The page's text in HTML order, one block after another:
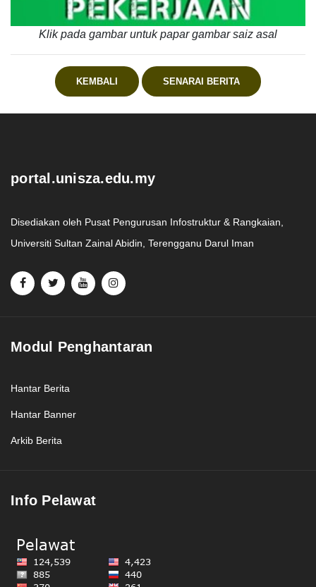
Klik pada gambar untuk papar gambar saiz asal
KEMBALI SENARAI BERITA
portal.unisza.edu.my
Disediakan oleh Pusat Pengurusan Infostruktur & Rangkaian,
Universiti Sultan Zainal Abidin, Terengganu Darul Iman
Modul Penghantaran
Hantar Berita
Hantar Banner
Arkib Berita
Info Pelawat